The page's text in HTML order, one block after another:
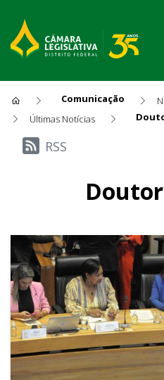
Comunicação
Últimas Notícias
Últimas
RSS